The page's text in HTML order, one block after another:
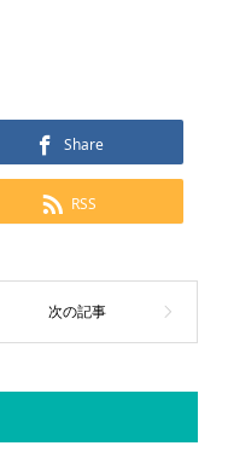
Share
RSS